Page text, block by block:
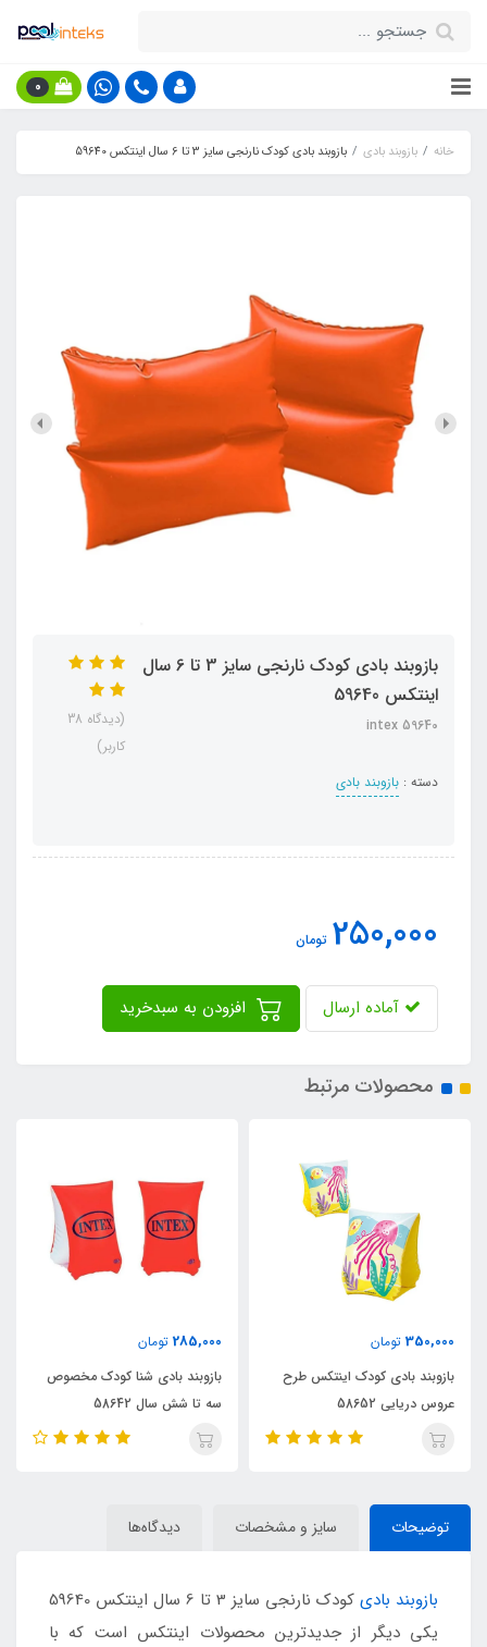
0
خانه بازوبند بادی بازوبند بادی کودک نارنجی سایز 3 تا 6 سال اینتکس 59640
بازوبند بادی کودک نارنجی سایز 3 تا 6 سال
اینتکس 59640
intex 59640
دسته : بازوبند بادی
(دیدگاه 38
کاربر)
250,000 تومان
آماده ارسال
محصولات مرتبط
285,000 تومان
بازوبند بادی شنا کودک مخصوص
سه تا شش سال 58642
295,000 تومان
بازوبند بادی شنا 6 تا 12 سال کودک
58641
توضیحات سایز و مشخصات دیدگاه‌ها
بازوبند بادی
کودک نارنجی سایز 3 تا 6 سال اینتکس 59640
یکی دیگر از جدیدترین محصولات اینتکس است که با